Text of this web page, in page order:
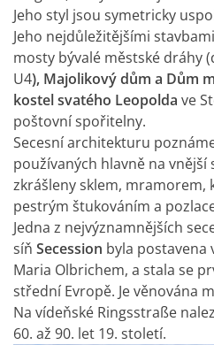
Jeho styl jsou symetricky
Jeho nejdůležitějšími
mosty bývalé městské dráhy
U4), Majolikový dům a Dům
kostel svatého Leopolda ve
poštovní spořitelny.
Secesní architekturu
používaných hlavně na vnější
zkrášleny sklem, mramorem,
pestrým štukováním a
Jedna z nejvýznamnějších
síň Secession byla postavena
Maria Olbrichem, a stala se
střední Evropě. Je věnována
Na vídeňské Ringsstraße
60. až 90. let 19. století.